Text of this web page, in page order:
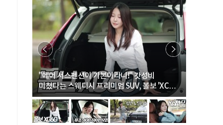
"에어 서스펜션이 기본이라니!" 갓성비
미쳤다는 스웨디시 프리미엄 SUV, 볼보 'XC60
B5 울트라'